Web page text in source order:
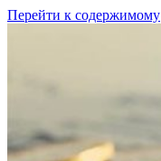
Перейти к содержимому